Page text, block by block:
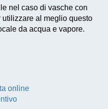
nel caso di vasche con
al meglio questo
da acqua e vapore.